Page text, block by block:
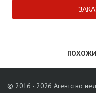
© 2016 - 2026 Агентство